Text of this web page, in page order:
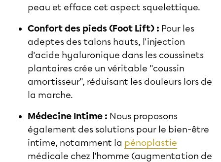
peau et efface cet aspect squelettique.
Confort des pieds (Foot Lift) : Pour les
adeptes des talons hauts, l'injection
d'acide hyaluronique dans les coussinets
plantaires crée un véritable "coussin
amortisseur", réduisant les douleurs lors de
la marche.
Médecine Intime : Nous proposons
également des solutions pour le bien-être
intime, notamment la pénoplastie
médicale chez l'homme (augmentation de